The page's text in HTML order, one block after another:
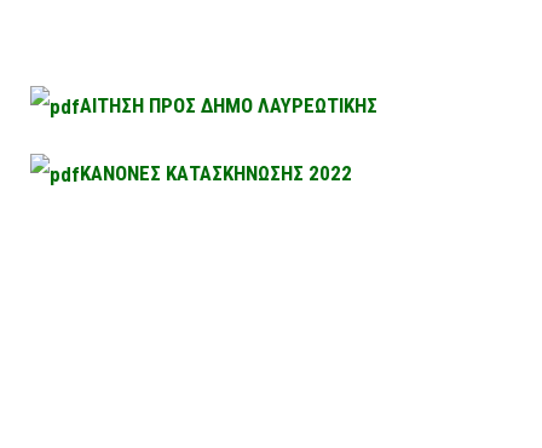
ΑΙΤΗΣΗ ΠΡΟΣ ΔΗΜΟ ΛΑΥΡΕΩΤΙΚΗΣ
ΚΑΝΟΝΕΣ ΚΑΤΑΣΚΗΝΩΣΗΣ 2022